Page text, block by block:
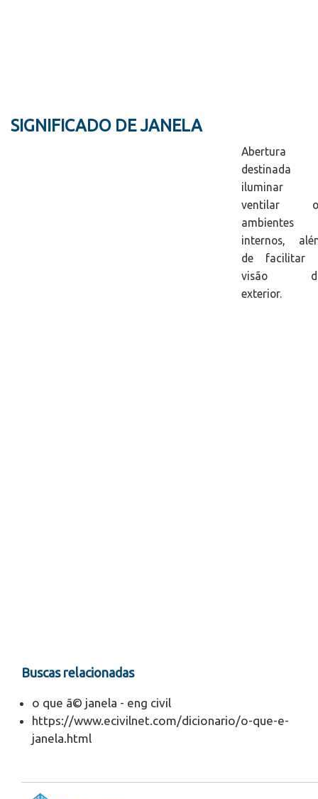
SIGNIFICADO DE JANELA
Abertura
destinada
iluminar
ventilar
ambientes
internos,
de facilitar
visão
exterior.
Buscas relacionadas
o que ã© janela - eng civil
https://www.ecivilnet.com/dicionario/o-que-e-
janela.html